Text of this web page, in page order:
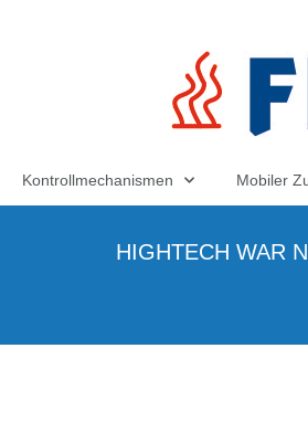
Kontrollmechanismen Mobiler
HIGHTECH WAR